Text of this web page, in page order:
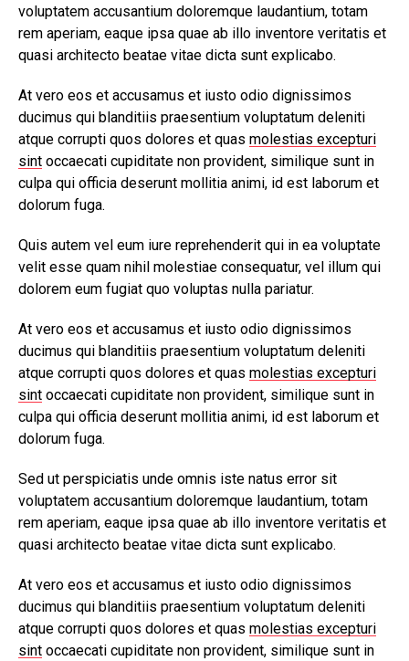
voluptatem accusantium doloremque laudantium, totam
rem aperiam, eaque ipsa quae ab illo inventore veritatis et
quasi architecto beatae vitae dicta sunt explicabo.
At vero eos et accusamus et iusto odio dignissimos
ducimus qui blanditiis praesentium voluptatum deleniti
atque corrupti quos dolores et quas molestias excepturi
sint occaecati cupiditate non provident, similique sunt in
culpa qui officia deserunt mollitia animi, id est laborum et
dolorum fuga.
Quis autem vel eum iure reprehenderit qui in ea voluptate
velit esse quam nihil molestiae consequatur, vel illum qui
dolorem eum fugiat quo voluptas nulla pariatur.
At vero eos et accusamus et iusto odio dignissimos
ducimus qui blanditiis praesentium voluptatum deleniti
atque corrupti quos dolores et quas molestias excepturi
sint occaecati cupiditate non provident, similique sunt in
culpa qui officia deserunt mollitia animi, id est laborum et
dolorum fuga.
Sed ut perspiciatis unde omnis iste natus error sit
voluptatem accusantium doloremque laudantium, totam
rem aperiam, eaque ipsa quae ab illo inventore veritatis et
quasi architecto beatae vitae dicta sunt explicabo.
At vero eos et accusamus et iusto odio dignissimos
ducimus qui blanditiis praesentium voluptatum deleniti
atque corrupti quos dolores et quas molestias excepturi
sint occaecati cupiditate non provident, similique sunt in